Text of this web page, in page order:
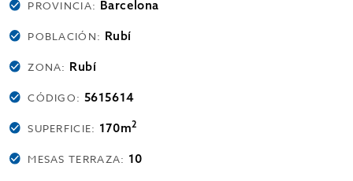
PROVINCIA: Barcelona
POBLACIÓN: Rubí
ZONA: Rubí
CÓDIGO: 5615614
SUPERFICIE: 170m2
MESAS TERRAZA: 10